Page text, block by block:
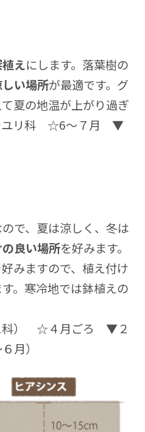
えにします。落葉樹の
い場所が最適です。グ
夏の地温が上がり過ぎ
★ユリ科 ☆6～７月 ▼
で、夏は涼しく、冬は
良い場所を好みます。
みますので、植え付け
。寒冷地では鉢植えの
科） ☆４月ごろ ▼２
月）